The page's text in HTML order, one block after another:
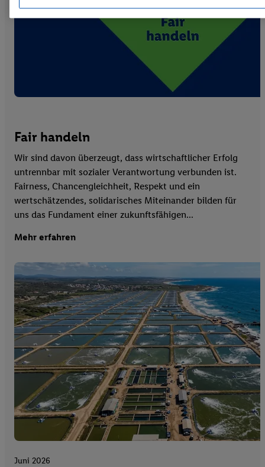
Fair handeln
Wir sind davon überzeugt, dass wirtschaftlicher Erfolg
untrennbar mit sozialer Verantwortung verbunden ist.
Fairness, Chancengleichheit, Respekt und ein
wertschätzendes, solidarisches Miteinander bilden für
uns das Fundament einer zukunftsfähigen...
Mehr erfahren
Juni 2026